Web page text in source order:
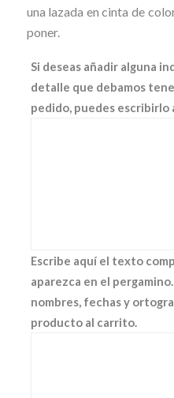
una lazada en cinta de
poner.
Si deseas añadir alguna
detalle que debamos
pedido, puedes escribirlo
Escribe aquí el texto
aparezca en el
nombres, fechas y
producto al carrito.